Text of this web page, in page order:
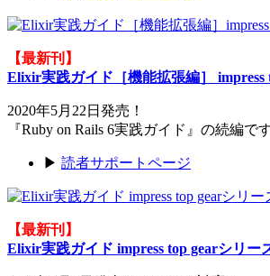
【最新刊】
Elixir実践ガイド［機能拡張編］ impress
2020年5月22日発売！
『Ruby on Rails 6実践ガイド』の続編です
▶ 読者サポートページ
【最新刊】
Elixir実践ガイド impress top gearシリー